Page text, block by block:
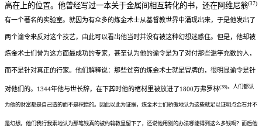
高在上的位置。他曾经写过一本关于金属间相互转化的书，还在阿维尼翁(37)
有一个著名的实验室。就因为有众多的炼金术士从基督教世界中涌现出来，于是他发出了
两个谕令来反对这个技艺，由此可以看出他当时并没有被这种幻想迷惑住。但是，他却被
炼金术士们誉为这方面最成功的专家，甚至认为他的谕令是为了对付那些滥竽充数的人，
而不是针对真正的行家。他们解释说：那些贫穷的炼金术士就是冒牌的，很明显谕令是针
对他们的。1344年他与世长辞，在下葬时他的棺材里被放进了1800万弗罗林(38)。人们都认
为他的财富都是自己造的而不是积攒的。因此以此为证据，炼金术士们骄傲地认为这些就足以证明点金石并不
是幻想。他们我行我素地认为那笔钱真的被约翰教皇留下了，还说他用别的办法哪能得到这么多钱啊？而后他